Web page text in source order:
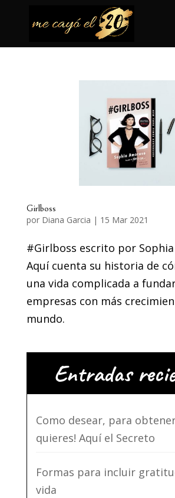
Girlboss
por Diana Garcia | 15 Mar 2021
#Girlboss escrito por
Aquí cuenta su historia de
una vida complicada a
empresas con más
mundo.
Entradas
Como desear, para
quieres! Aquí el Secreto
Formas para incluir
vida